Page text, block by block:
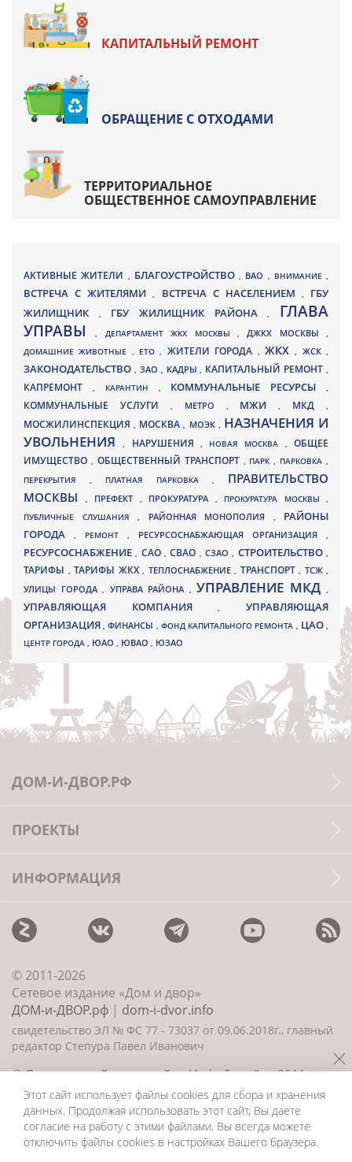
КАПИТАЛЬНЫЙ РЕМОНТ
ОБРАЩЕНИЕ С ОТХОДАМИ
ТЕРРИТОРИАЛЬНОЕ
ОБЩЕСТВЕННОЕ САМОУПРАВЛЕНИЕ
АКТИВНЫЕ ЖИТЕЛИ , БЛАГОУСТРОЙСТВО , ВАО , ВНИМАНИЕ ,
ВСТРЕЧА С ЖИТЕЛЯМИ, ВСТРЕЧА С НАСЕЛЕНИЕМ , ГБУ
ЖИЛИЩНИК
, ГБУ ЖИЛИЩНИК РАЙОНА, ГЛАВА
УПРАВЫ, ДЕПАРТАМЕНТ ЖКХ МОСКВЫ ,ДЖКХ МОСКВЫ ,
ДОМАШНИЕ ЖИВОТНЫЕ , ЕТО, ЖИТЕЛИ ГОРОДА , ЖКХ, ЖСК,
ЗАКОНОДАТЕЛЬСТВО , ЗАО , КАДРЫ, КАПИТАЛЬНЫЙ РЕМОНТ ,
КАПРЕМОНТ , КАРАНТИН , КОММУНАЛЬНЫЕ РЕСУРСЫ,
КОММУНАЛЬНЫЕ УСЛУГИ , МЕТРО , МЖИ, МКД ,
МОСЖИЛИНСПЕКЦИЯ, МОСКВА , МОЭК , НАЗНАЧЕНИЯ И
УВОЛЬНЕНИЯ, НАРУШЕНИЯ , НОВАЯ МОСКВА ,ОБЩЕЕ
ИМУЩЕСТВО , ОБЩЕСТВЕННЫЙ ТРАНСПОРТ , ПАРК, ПАРКОВКА ,
ПЕРЕКРЫТИЯ , ПЛАТНАЯ ПАРКОВКА , ПРАВИТЕЛЬСТВО
МОСКВЫ
, ПРЕФЕКТ , ПРОКУРАТУРА , ПРОКУРАТУРА МОСКВЫ ,
ПУБЛИЧНЫЕ СЛУШАНИЯ , РАЙОННАЯ МОНОПОЛИЯ , РАЙОНЫ
ГОРОДА
, РЕМОНТ , РЕСУРСОСНАБЖАЮЩАЯ ОРГАНИЗАЦИЯ ,
РЕСУРСОСНАБЖЕНИЕ, САО,СВАО ,СЗАО, СТРОИТЕЛЬСТВО,
ТАРИФЫ , ТАРИФЫ ЖКХ , ТЕПЛОСНАБЖЕНИЕ , ТРАНСПОРТ , ТСЖ ,
УЛИЦЫ ГОРОДА , УПРАВА РАЙОНА , УПРАВЛЕНИЕ МКД ,
УПРАВЛЯЮЩАЯ КОМПАНИЯ,УПРАВЛЯЮЩАЯ
ОРГАНИЗАЦИЯ,ФИНАНСЫ , ФОНД КАПИТАЛЬНОГО РЕМОНТА , ЦАО,
ЦЕНТР ГОРОДА , ЮАО , ЮВАО , ЮЗАО
ДОМ-И-ДВОР.РФ
ПРОЕКТЫ
ИНФОРМАЦИЯ
© 2011-2026
Сетевое издание «Дом и двор»
ДОМ-и-ДВОР.рф | dom-i-dvor.info
свидетельство ЭЛ № ФС 77 - 73037 от 09.06.2018г., главный
редактор Степура Павел Иванович
©Создание сайта и дизайн«ИнфоДизайн» 2011—
2026
Этот сайт использует файлы cookies для сбора и хранения
данных. Продолжая использовать этот сайт, Вы даете
согласие на работу с этими файлами. Вы всегда можете
отключить файлы cookies в настройках Вашего браузера.